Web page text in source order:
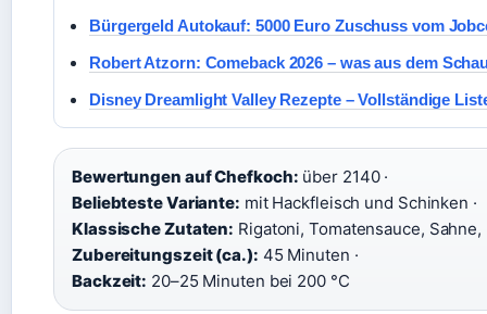
Bürgergeld Autokauf: 5000 Euro Zuschuss vom
Robert Atzorn: Comeback 2026 – was aus dem
Disney Dreamlight Valley Rezepte – Vollständige
Bewertungen auf Chefkoch: über 2140 ·
Beliebteste Variante: mit Hackfleisch und Schinken ·
Klassische Zutaten: Rigatoni, Tomatensauce, Sahne,
Zubereitungszeit (ca.): 45 Minuten ·
Backzeit: 20–25 Minuten bei 200 °C